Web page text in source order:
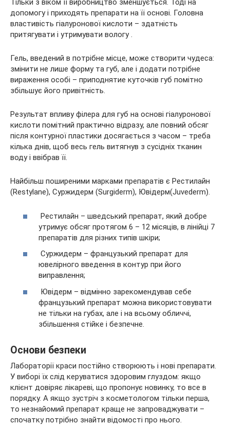
Тільки з віком її виробництво зменшується. Тоді на
допомогу і приходять препарати на її основі. Головна
властивість гіалуронової кислоти – здатність
притягувати і утримувати вологу .
Гель, введений в потрібне місце, може створити чудеса:
змінити не лише форму та губ, але і додати потрібне
вираження особі – приподнятие куточків губ помітно
збільшує його привітність.
Результат впливу філера для губ на основі гіалуронової
кислоти помітний практично відразу, але повний обсяг
після контурної пластики досягається з часом – треба
кілька днів, щоб весь гель витягнув з сусідніх тканин
воду і ввібрав її.
Найбільш поширеними марками препаратів є Рестилайн
(Restylane), Суржидерм (Surgiderm), Ювідерм(Juvederm).
Рестилайн – шведський препарат, який добре
утримує обсяг протягом 6 – 12 місяців, в лінійці 7
препаратів для різних типів шкіри;
Суржидерм – французький препарат для
ювелірного введення в контур при його
виправлення;
Ювідерм – відмінно зарекомендував себе
французький препарат можна використовувати
не тільки на губах, але і на всьому обличчі,
збільшення стійке і безпечне.
Основи безпеки
Лабораторії краси постійно створюють і нові препарати.
У виборі їх слід керуватися здоровим глуздом: якщо
клієнт довіряє лікареві, що пропонує новинку, то все в
порядку. А якщо зустріч з косметологом тільки перша,
то незнайомий препарат краще не запроваджувати –
спочатку потрібно знайти відомості про нього.